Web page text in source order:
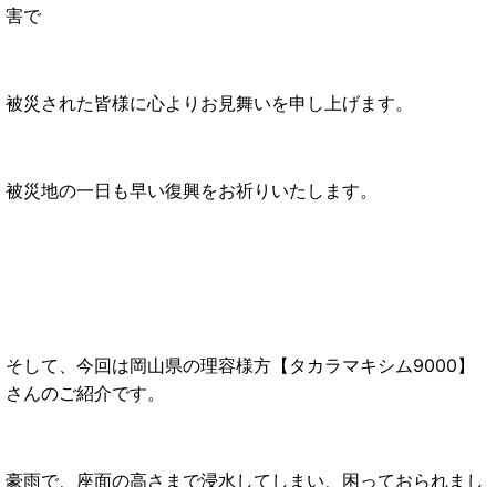
害で
被災された皆様に心よりお見舞いを申し上げます。
被災地の一日も早い復興をお祈りいたします。
そして、今回は岡山県の理容様方【タカラマキシム9000】
さんのご紹介です。
豪雨で、座面の高さまで浸水してしまい、困っておられまし